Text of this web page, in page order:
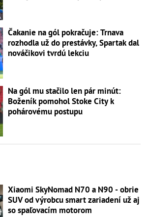
Čakanie na gól pokračuje: Trnava
rozhodla už do prestávky, Spartak dal
nováčikovi tvrdú lekciu
Na gól mu stačilo len pár minút:
Boženík pomohol Stoke City k
pohárovému postupu
Xiaomi SkyNomad N70 a N90 - obrie
SUV od výrobcu smart zariadení už aj
so spaľovacím motorom